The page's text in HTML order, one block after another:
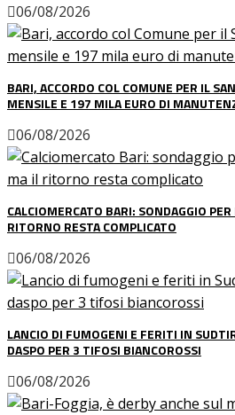
06/08/2026
BARI, ACCORDO COL COMUNE PER IL
MENSILE E 197 MILA EURO DI
06/08/2026
CALCIOMERCATO BARI: SONDAGGIO
RITORNO RESTA COMPLICATO
06/08/2026
LANCIO DI FUMOGENI E FERITI IN
DASPO PER 3 TIFOSI BIANCOROSSI
06/08/2026